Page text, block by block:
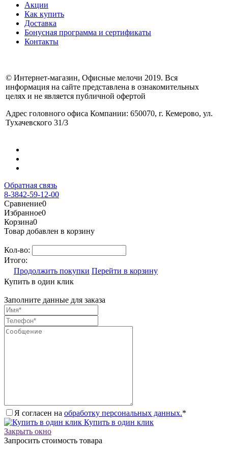
Акции
Как купить
Доставка
Бонусная программа и сертификаты
Контакты
© Интернет-магазин, Офисные мелочи 2019. Вся
информация на сайте представлена в ознакомительных
целях и не является публичной офертой
Адрес головного офиса Компании: 650070, г. Кемерово, ул.
Тухачевского 31/3
Обратная связь
8-3842-59-12-00
Сравнение0
Избранное0
Корзина0
Товар добавлен в корзину
Кол-во:
Итого:
Продолжить покупки Перейти в корзину
Купить в один клик
Заполните данные для заказа
Я согласен на обработку персональных данных.*
Купить в один клик
Закрыть окно
Запросить стоимость товара